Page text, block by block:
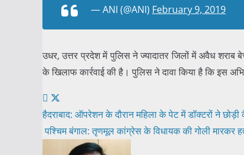
— ANI (@ANI) February 9, 2019
उधर, उत्तर प्रदेश में पुलिस ने ज्यादातर जिलों में अवैध
के खिलाफ कार्रवाई की है। पुलिस ने दावा किया है कि इस
Post
navigation
हैदराबाद: ऑपरेशन के दौरान महिला के पेट में डॉक्टरों ने छोड़ी
पश्चिम बंगाल: तृणमूल कांग्रेस के विधायक की गोली मारकर